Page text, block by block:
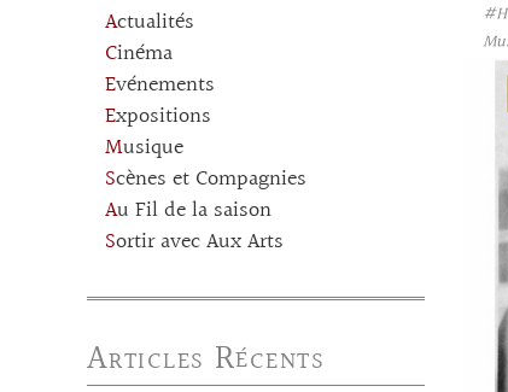
Actualités
Cinéma
Evénements
Expositions
Musique
Scènes et Compagnies
Au Fil de la saison
Sortir avec Aux Arts
Articles Récents